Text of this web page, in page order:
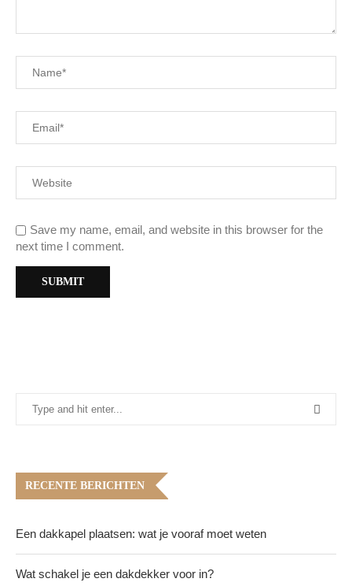
Save my name, email, and website in this browser for the
next time I comment.
RECENTE BERICHTEN
Een dakkapel plaatsen: wat je vooraf moet weten
Wat schakel je een dakdekker voor in?